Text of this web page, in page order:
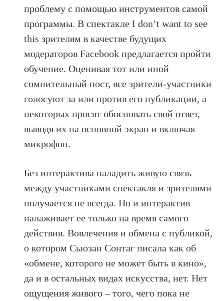
проблему с помощью инструментов самой
программы. В спектакле I don’t want to see
this зрителям в качестве будущих
модераторов Facebook предлагается пройти
обучение. Оценивая тот или иной
сомнительный пост, все зрители-участники
голосуют за или против его публикации, а
некоторых просят обосновать свой ответ,
выводя их на основной экран и включая
микрофон.
Без интерактива наладить живую связь
между участниками спектакля и зрителями
получается не всегда. Но и интерактив
налаживает ее только на время самого
действия. Вовлечения и обмена с публикой,
о котором Сьюзан Сонтаг писала как об
«обмене, которого не может быть в кино»,
да и в остальных видах искусства, нет. Нет
ощущения живого – того, чего пока не